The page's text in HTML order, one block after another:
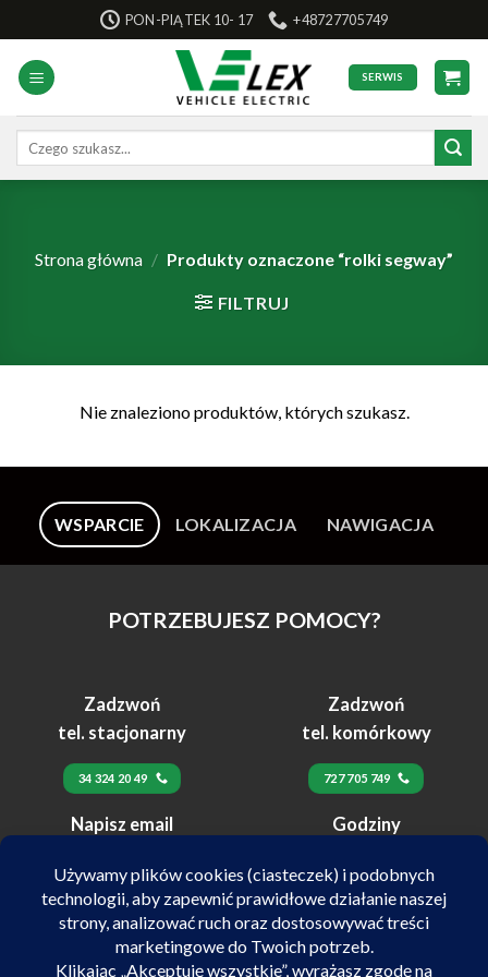
to
content
PON-PIĄTEK 10- 17 +48727705749
SERWIS
Strona główna / Produkty oznaczone “rolki segway”
FILTRUJ
Nie znaleziono produktów, których szukasz.
WSPARCIE LOKALIZACJA NAWIGACJA
POTRZEBUJESZ POMOCY?
Zadzwoń
tel. stacjonarny
34 324 20 49
Zadzwoń
tel. komórkowy
727 705 749
Napisz email
biuro@velex.pl
Godziny
pn-pt 10:00-17:00